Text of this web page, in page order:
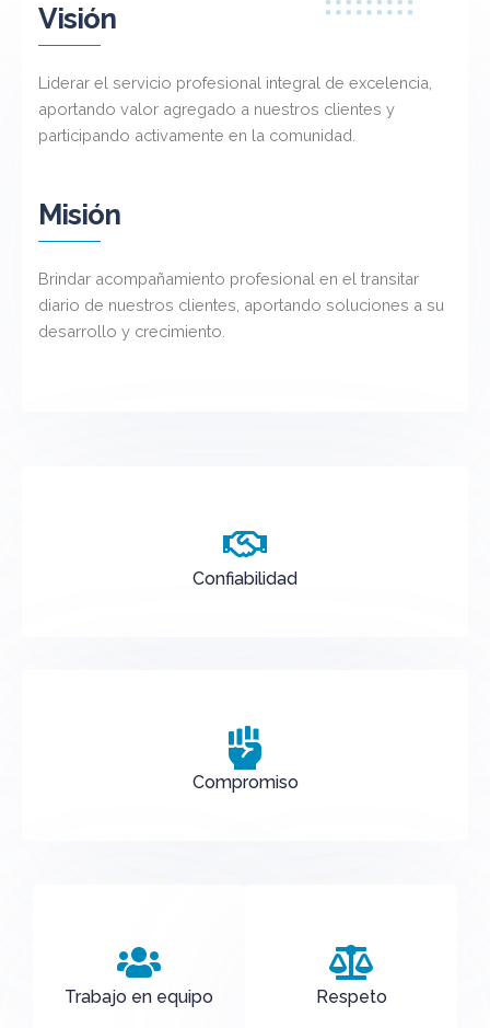
Visión
Liderar el servicio profesional integral de excelencia,
aportando valor agregado a nuestros clientes y
participando activamente en la comunidad.
Misión
Brindar acompañamiento profesional en el transitar
diario de nuestros clientes, aportando soluciones a su
desarrollo y crecimiento.
Confiabilidad
Compromiso
Trabajo en equipo Respeto